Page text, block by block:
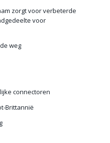
zorgt voor verbeterde
voor
weg
connectoren
Brittannië